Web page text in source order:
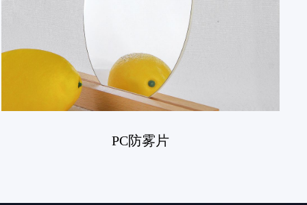
PC防雾片